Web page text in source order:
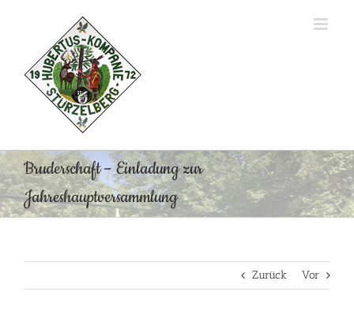
Bruderschaft – Einladung zur
Jahreshauptversammlung
Zurück Vor